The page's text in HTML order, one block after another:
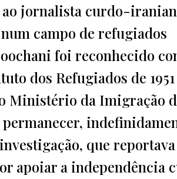
ao jornalista curdo-
campo de refugiados
foi reconhecido
dos Refugiados de
Ministério da Imigração
que
apoiar a independência